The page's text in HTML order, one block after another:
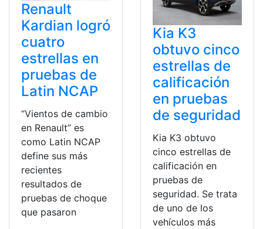
Renault
Kardian logró
cuatro
estrellas en
pruebas de
Latin NCAP
“Vientos de cambio
en Renault” es
como Latin NCAP
define sus más
recientes
resultados de
pruebas de choque
que pasaron
Kia K3
obtuvo cinco
estrellas de
calificación
en pruebas
de seguridad
Kia K3 obtuvo
cinco estrellas de
calificación en
pruebas de
seguridad. Se trata
de uno de los
vehículos más